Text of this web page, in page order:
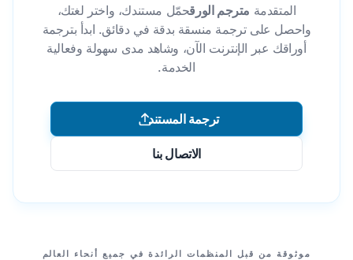
المتقدمة مترجم الورقحمّل مستندك، واختر لغتك،
واحصل على ترجمة منسقة بدقة في دقائق. ابدأ بترجمة
أوراقك عبر الإنترنت الآن، وشاهد مدى سهولة وفعالية
الخدمة.
ترجمة المستند
الاتصال بنا
موثوقة من قبل المنظمات الرائدة في جميع أنحاء العالم